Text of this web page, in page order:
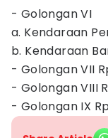
- Golongan VI
a. Kendaraan
b. Kendaraan
- Golongan VII
- Golongan VIII
- Golongan IX